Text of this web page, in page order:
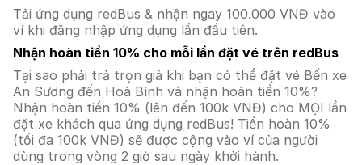
Tải ứng dụng redBus & nhận ngay 100.000 VNĐ vào
ví khi đăng nhập ứng dụng lần đầu tiên.
Nhận hoàn tiền 10% cho mỗi lần đặt vé trên redBus
Tại sao phải trả trọn giá khi bạn có thể đặt vé Bến xe
An Sương đến Hoà Bình và nhận hoàn tiền 10%?
Nhận hoàn tiền 10% (lên đến 100k VNĐ) cho MỌI lần
đặt xe khách qua ứng dụng redBus! Tiền hoàn 10%
(tối đa 100k VNĐ) sẽ được cộng vào ví của người
dùng trong vòng 2 giờ sau ngày khởi hành.